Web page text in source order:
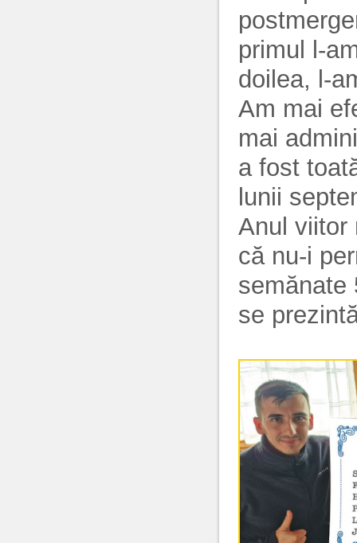
primul l-
doilea, l-
Am mai
mai
a fost
lunii
Anul viitor
că nu-i
semănate
se